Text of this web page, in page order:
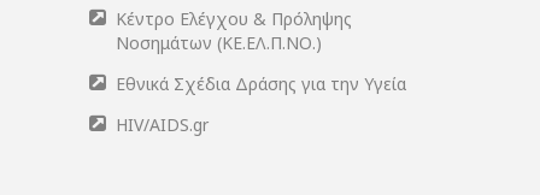
Κέντρο Ελέγχου & Πρόληψης
Νοσημάτων (ΚΕ.ΕΛ.Π.ΝΟ.)
Εθνικά Σχέδια Δράσης για την Υγεία
HIV/AIDS.gr